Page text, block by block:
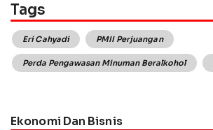
Tags
Eri Cahyadi PMII Perjuangan
Perda Pengawasan Minuman Beralkohol
Ekonomi Dan Bisnis